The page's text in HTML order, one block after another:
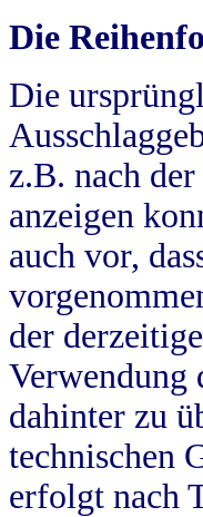
Die
Die
z.B. nach
anzeigen
auch vor,
der
Verwendung
dahinter zu
technischen
erfolgt nach